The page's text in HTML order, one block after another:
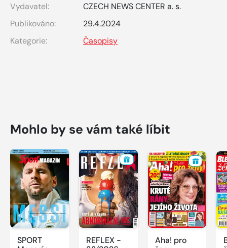
Vydavatel:
CZECH NEWS CENTER a. s.
Publikováno:
29.4.2024
Kategorie:
Časopisy
Mohlo by se vám také líbit
SPORT
REFLEX -
Aha! pro